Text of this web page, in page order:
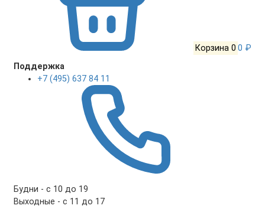
Корзина 0 0 ₽
Поддержка
+7 (495) 637 84 11
Будни - с 10 до 19
Выходные - c 11 до 17